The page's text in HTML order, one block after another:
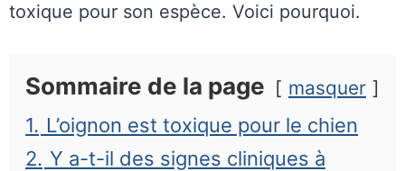
toxique pour son espèce. Voici pourquoi.
Sommaire de la page masquer
1. L’oignon est toxique pour le chien
2. Y a-t-il des signes cliniques à